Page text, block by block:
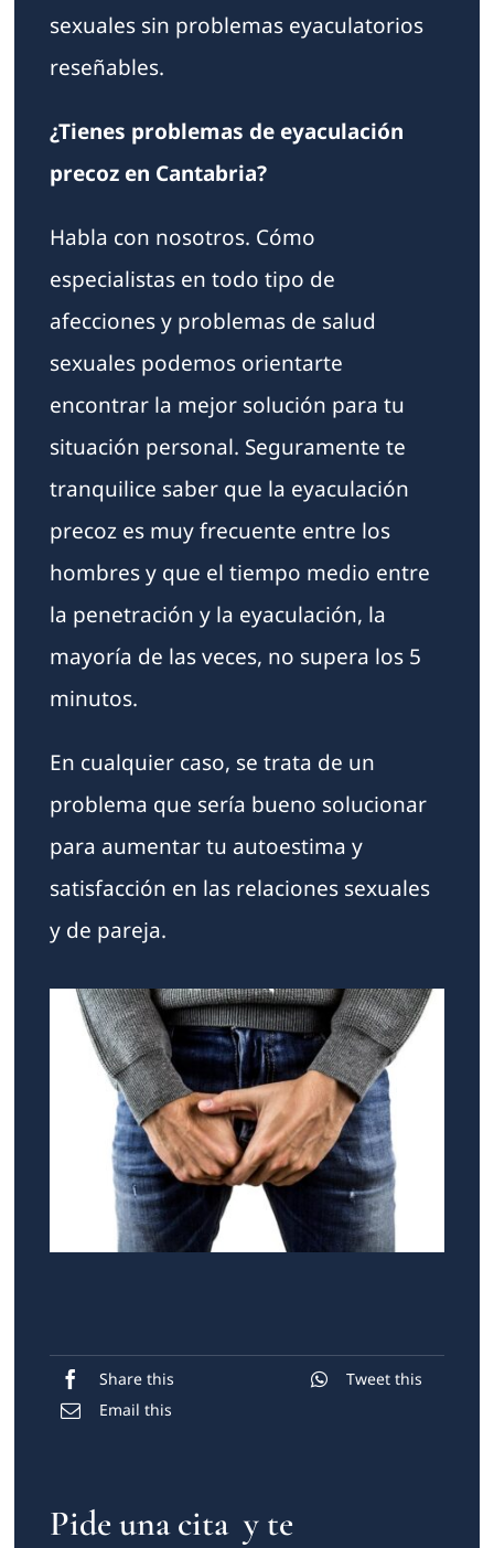
sexuales sin problemas eyaculatorios
reseñables.
¿Tienes problemas de eyaculación
precoz en Cantabria?
Habla con nosotros. Cómo
especialistas en todo tipo de
afecciones y problemas de salud
sexuales podemos orientarte
encontrar la mejor solución para tu
situación personal. Seguramente te
tranquilice saber que la eyaculación
precoz es muy frecuente entre los
hombres y que el tiempo medio entre
la penetración y la eyaculación, la
mayoría de las veces, no supera los 5
minutos.
En cualquier caso, se trata de un
problema que sería bueno solucionar
para aumentar tu autoestima y
satisfacción en las relaciones sexuales
y de pareja.
Share this
Tweet this
Email this
Pide una cita y te